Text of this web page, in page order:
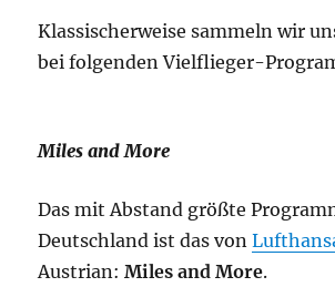
Klassischerweise sammeln wir
bei folgenden Vielflieger-
Miles and More
Das mit Abstand größte
Deutschland ist das von
Austrian:Miles and More.